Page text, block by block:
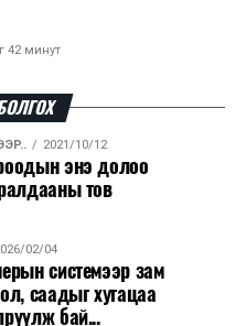
42 минут
2026/08/06
компанийн ерөнхий
дэлбэлжээ...
06
тав хоногт 10 мянга гаруй
и...
2021/10/12
энэ долоо
тов
02/04
системээр зам
саадыг хугацаа
бай...